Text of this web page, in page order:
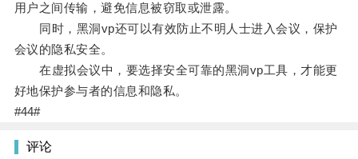
用户之间传输，避免信息被窃取或泄露。
同时，黑洞vp还可以有效防止不明人士进入会议，保护
会议的隐私安全。
在虚拟会议中，要选择安全可靠的黑洞vp工具，才能更
好地保护参与者的信息和隐私。
#44#
评论